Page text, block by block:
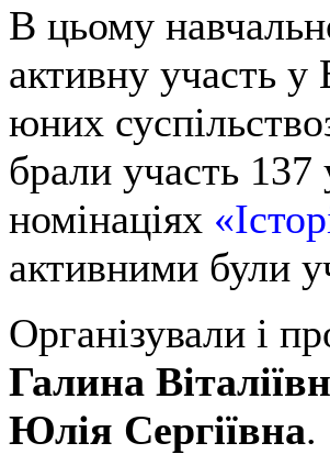
В цьому
активну участь у
юних
брали участь 137
номінаціях
активними були
Організували і
Галина
Юлія Сергіївна.